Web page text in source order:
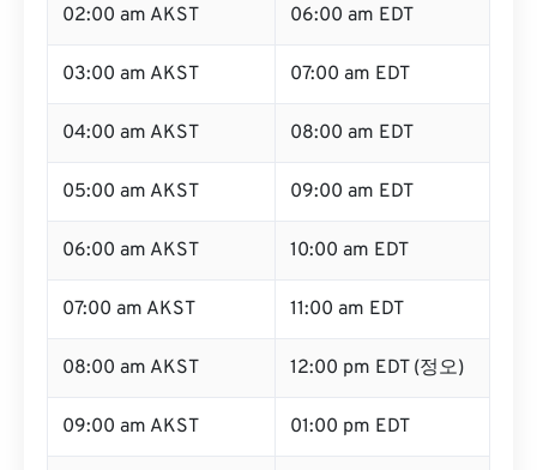
02:00 am AKST 06:00 am EDT
03:00 am AKST 07:00 am EDT
04:00 am AKST 08:00 am EDT
05:00 am AKST 09:00 am EDT
06:00 am AKST 10:00 am EDT
07:00 am AKST 11:00 am EDT
08:00 am AKST 12:00 pm EDT (정오)
09:00 am AKST 01:00 pm EDT